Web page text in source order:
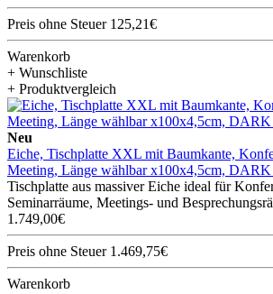
Preis ohne Steuer 125,21€
Warenkorb
+ Wunschliste
+ Produktvergleich
Neu
Eiche, Tischplatte XXL mit Baumkante,
Meeting, Länge wählbar x100x4,5cm,
Tischplatte aus massiver Eiche ideal für
Seminarräume, Meetings- und
1.749,00€
Preis ohne Steuer 1.469,75€
Warenkorb